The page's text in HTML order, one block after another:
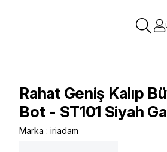
Rahat Geniş Kalıp
Bot - ST101 Siyah
Marka : iriadam